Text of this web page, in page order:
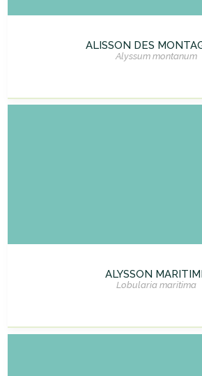
ALISSON DES
Alyssum montanum
ALYSSON
Lobularia maritima